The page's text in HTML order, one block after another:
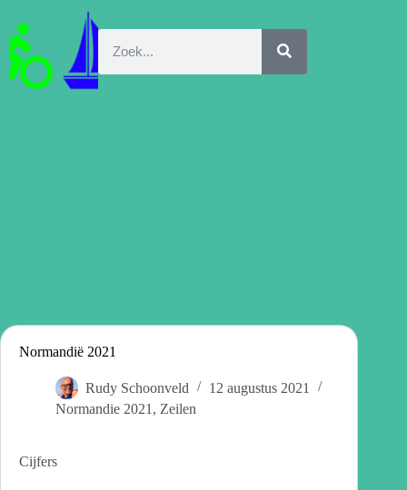
Normandië 2021
Rudy Schoonveld
12 augustus 2021
Normandie 2021 , Zeilen
Cijfers